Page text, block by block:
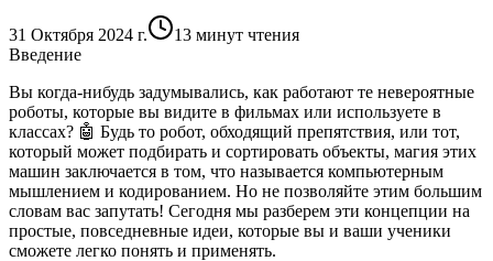
31 Октября 2024 г.
13 минут чтения
Введение
Вы когда-нибудь задумывались, как работают те невероятные
роботы, которые вы видите в фильмах или используете в
классах? 🤖 Будь то робот, обходящий препятствия, или тот,
который может подбирать и сортировать объекты, магия этих
машин заключается в том, что называется компьютерным
мышлением и кодированием. Но не позволяйте этим большим
словам вас запутать! Сегодня мы разберем эти концепции на
простые, повседневные идеи, которые вы и ваши ученики
сможете легко понять и применять.